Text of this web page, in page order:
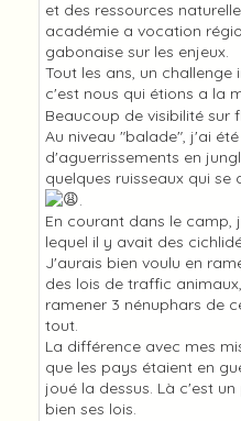
et des ressources
académie a vocation
gabonaise sur les enjeux.
Tout les ans, un
c'est nous qui étions a la
Beaucoup de visibilité sur
Au niveau "balade", j'ai
d'aguerrissements en
quelques ruisseaux qui se
.
En courant dans le camp,
lequel il y avait des
J'aurais bien voulu en
des lois de traffic
ramener 3 nénuphars de
tout.
La différence avec mes
que les pays étaient en
joué la dessus. Là c'est
bien ses lois.